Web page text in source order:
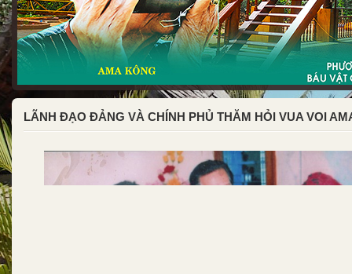
LÃNH ĐẠO ĐẢNG VÀ CHÍNH PHỦ THĂM HỎI VUA VOI